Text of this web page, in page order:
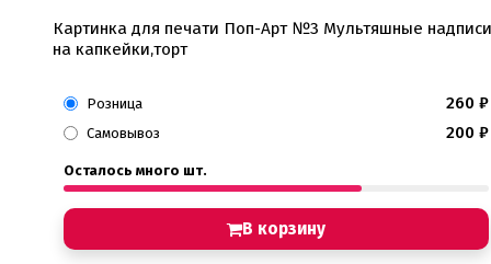
Картинка для печати Поп-Арт №3 Мультяшные надписи
на капкейки,торт
Розница 260 ₽
Самовывоз 200 ₽
Осталось много шт.
В корзину